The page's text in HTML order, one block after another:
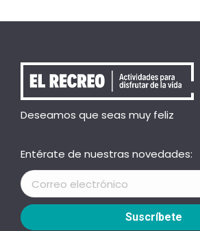
Deseamos que seas muy feliz
Entérate de nuestras novedades: